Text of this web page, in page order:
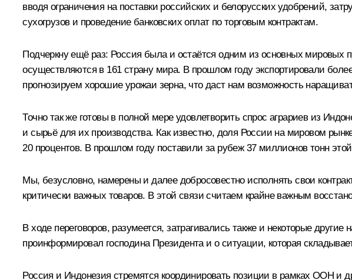
вводя ограничения на поставки российских и белорусских удобрений,
сухогрузов и проведение банковских оплат по торговым контрактам.
Подчеркну ещё раз: Россия была и остаётся одним из основных мировых
осуществляются в 161 страну мира. В прошлом году экспортировали
прогнозируем хорошие урожаи зерна, что даст нам возможность
Точно так же готовы в полной мере удовлетворить спрос аграриев из
и сырьё для их производства. Как известно, доля России на мировом
20 процентов. В прошлом году поставили за рубеж 37 миллионов тонн
Мы, безусловно, намерены и далее добросовестно исполнять свои
критически важных товаров. В этой связи считаем крайне важным
В ходе переговоров, разумеется, затрагивались также и некоторые
проинформировал господина Президента и о ситуации, которая
Россия и Индонезия стремятся координировать позиции в рамках ООН и